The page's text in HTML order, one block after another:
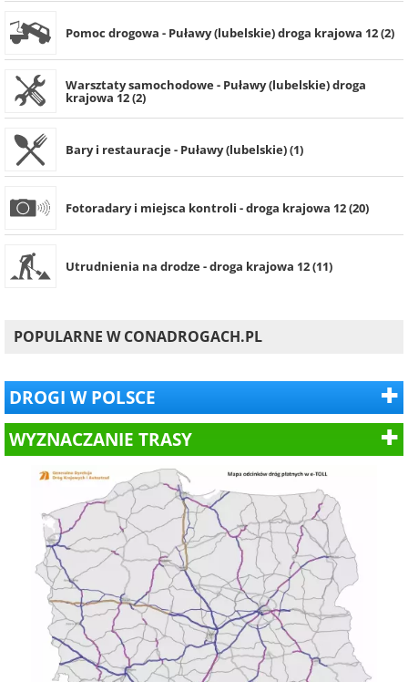
Pomoc drogowa - Puławy (lubelskie) droga krajowa 12 (2)
Warsztaty samochodowe - Puławy (lubelskie) droga
krajowa 12 (2)
Bary i restauracje - Puławy (lubelskie) (1)
Fotoradary i miejsca kontroli - droga krajowa 12 (20)
Utrudnienia na drodze - droga krajowa 12 (11)
POPULARNE W CONADROGACH.PL
DROGI W POLSCE
WYZNACZANIE TRASY